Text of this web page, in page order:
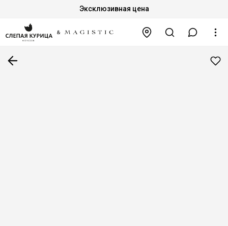
Эксклюзивная цена